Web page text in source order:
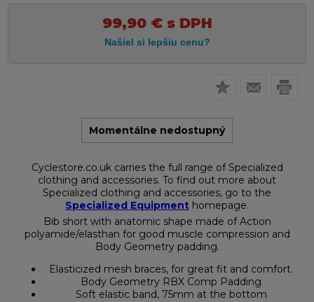
99,90 €s DPH
Momentálne nedostupný
Cyclestore.co.uk carries the full range of Specialized
clothing and accessories. To find out more about
Specialized clothing and accessories, go to the
Specialized Equipment homepage.
Bib short with anatomic shape made of Action
polyamide/elasthan for good muscle compression and
Body Geometry padding.
Elasticized mesh braces, for great fit and comfort.
Body Geometry RBX Comp Padding
Soft elastic band, 75mm at the bottom